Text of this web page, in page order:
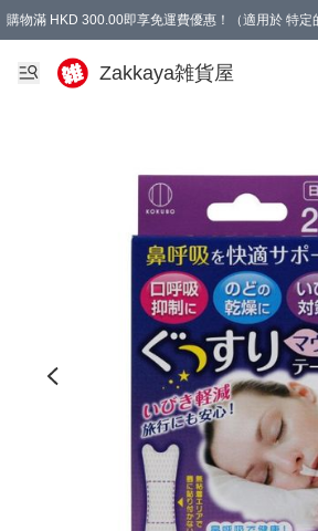
購物滿 HKD 300.00即享免運費優惠！（適用於 特定
Zakkaya雑貨屋